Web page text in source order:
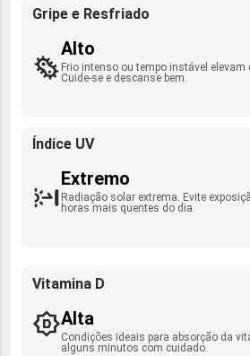
Gripe e Resfriado
Alto
Frio intenso ou tempo instável elevam
Cuide-se e descanse bem.
Índice UV
Extremo
Radiação solar extrema. Evite
horas mais quentes do dia.
Vitamina D
Alta
Condições ideais para absorção da
alguns minutos com cuidado.